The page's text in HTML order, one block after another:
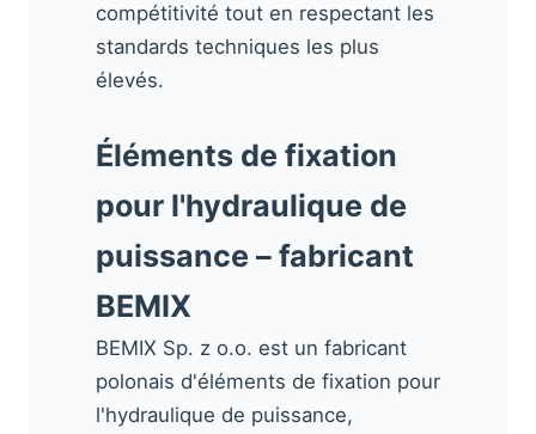
compétitivité tout en respectant les
standards techniques les plus
élevés.
Éléments de fixation
pour l'hydraulique de
puissance – fabricant
BEMIX
BEMIX Sp. z o.o. est un fabricant
polonais d'éléments de fixation pour
l'hydraulique de puissance,